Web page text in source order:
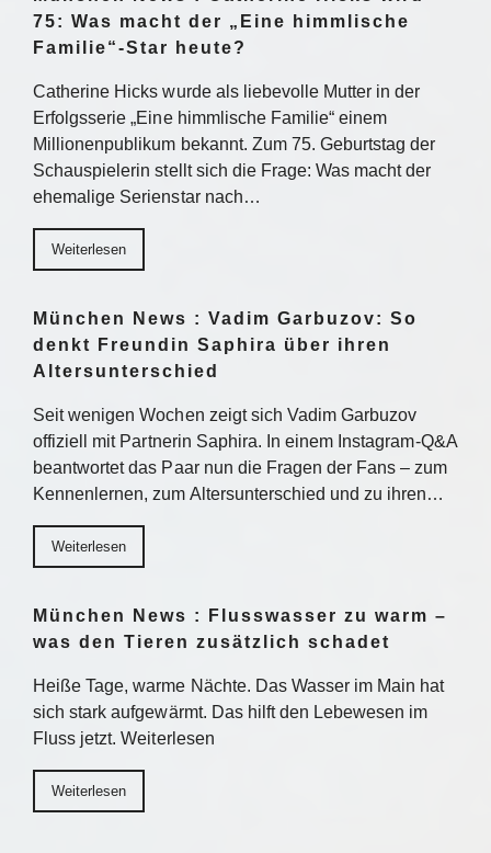
75: Was macht der „Eine himmlische
Familie“-Star heute?
Catherine Hicks wurde als liebevolle Mutter in der
Erfolgsserie „Eine himmlische Familie“ einem
Millionenpublikum bekannt. Zum 75. Geburtstag der
Schauspielerin stellt sich die Frage: Was macht der
ehemalige Serienstar nach…
Weiterlesen
München News : Vadim Garbuzov: So
denkt Freundin Saphira über ihren
Altersunterschied
Seit wenigen Wochen zeigt sich Vadim Garbuzov
offiziell mit Partnerin Saphira. In einem Instagram-Q&A
beantwortet das Paar nun die Fragen der Fans – zum
Kennenlernen, zum Altersunterschied und zu ihren…
Weiterlesen
München News : Flusswasser zu warm –
was den Tieren zusätzlich schadet
Heiße Tage, warme Nächte. Das Wasser im Main hat
sich stark aufgewärmt. Das hilft den Lebewesen im
Fluss jetzt. Weiterlesen
Weiterlesen